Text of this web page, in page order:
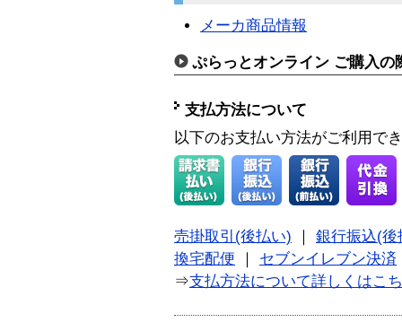
メーカ商品情報
ぷらっとオンライン ご購入の
支払方法について
以下のお支払い方法がご利用で
売掛取引(後払い)
銀行振込(後
換宅配便
セブンイレブン決済
⇒支払方法について詳しくはこ